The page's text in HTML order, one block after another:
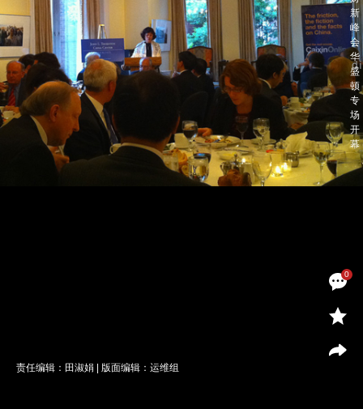
0
责任编辑：田淑娟 | 版面编辑：运维组